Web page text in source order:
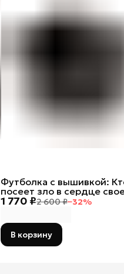
1 770 ₽2 600 ₽−32%
Футболка с вышивкой:
посеет зло в сердце
тот лох
В корзину